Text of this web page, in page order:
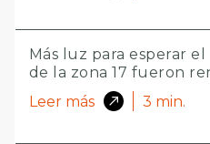
Más luz para esperar
de la zona 17 fueron
Leer más
3 min.